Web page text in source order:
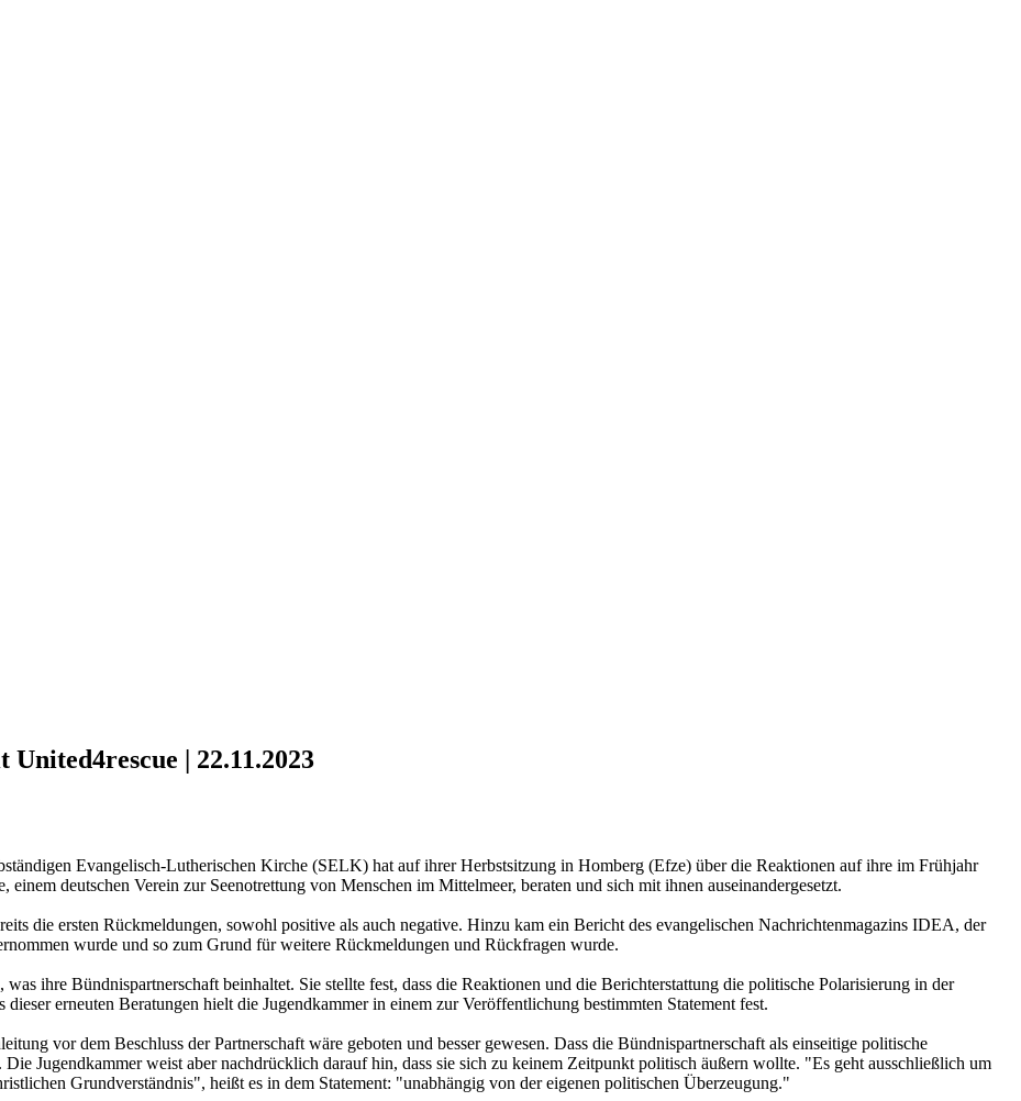
| 22.11.2023
Evangelisch-Lutherischen Kirche (SELK) hat auf ihrer Herbstsitzung in Homberg (Efze) über die Reaktionen auf ihre im Frühjahr
deutschen Verein zur Seenotrettung von Menschen im Mittelmeer, beraten und sich mit ihnen auseinandergesetzt.
die ersten Rückmeldungen, sowohl positive als auch negative. Hinzu kam ein Bericht des evangelischen Nachrichtenmagazins IDEA, der
wurde und so zum Grund für weitere Rückmeldungen und Rückfragen wurde.
ihre Bündnispartnerschaft beinhaltet. Sie stellte fest, dass die Reaktionen und die Berichterstattung die politische Polarisierung in der
erneuten Beratungen hielt die Jugendkammer in einem zur Veröffentlichung bestimmten Statement fest.
vor dem Beschluss der Partnerschaft wäre geboten und besser gewesen. Dass die Bündnispartnerschaft als einseitige politische
Jugendkammer weist aber nachdrücklich darauf hin, dass sie sich zu keinem Zeitpunkt politisch äußern wollte. "Es geht ausschließlich um
Grundverständnis", heißt es in dem Statement: "unabhängig von der eigenen politischen Überzeugung."